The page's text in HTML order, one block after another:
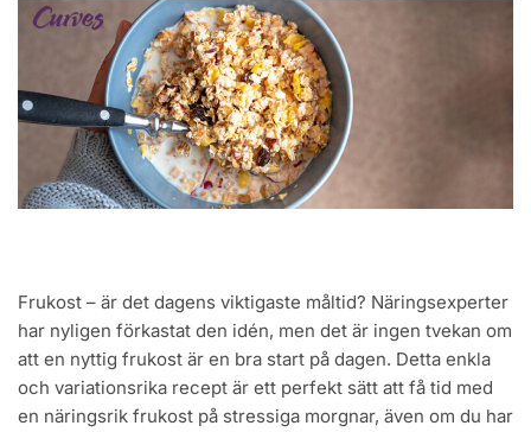
Frukost – är det dagens viktigaste måltid? Näringsexperter
har nyligen förkastat den idén, men det är ingen tvekan om
att en nyttig frukost är en bra start på dagen. Detta enkla
och variationsrika recept är ett perfekt sätt att få tid med
en näringsrik frukost på stressiga morgnar, även om du har